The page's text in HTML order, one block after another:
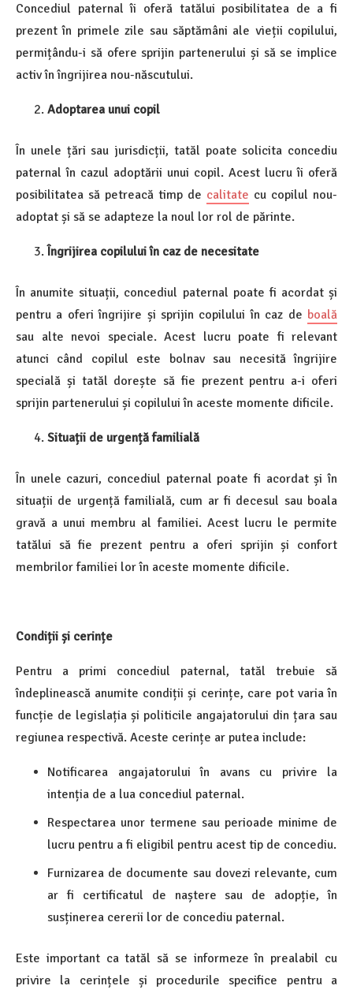
Concediul paternal îi oferă tatălui posibilitatea de a fi
prezent în primele zile sau săptămâni ale vieții copilului,
permițându-i să ofere sprijin partenerului și să se implice
activ în îngrijirea nou-născutului.
Adoptarea unui copil
În unele țări sau jurisdicții, tatăl poate solicita concediu
paternal în cazul adoptării unui copil. Acest lucru îi oferă
posibilitatea să petreacă timp de calitate cu copilul nou-
adoptat și să se adapteze la noul lor rol de părinte.
Îngrijirea copilului în caz de necesitate
În anumite situații, concediul paternal poate fi acordat și
pentru a oferi îngrijire și sprijin copilului în caz de boală
sau alte nevoi speciale. Acest lucru poate fi relevant
atunci când copilul este bolnav sau necesită îngrijire
specială și tatăl dorește să fie prezent pentru a-i oferi
sprijin partenerului și copilului în aceste momente dificile.
Situații de urgență familială
În unele cazuri, concediul paternal poate fi acordat și în
situații de urgență familială, cum ar fi decesul sau boala
gravă a unui membru al familiei. Acest lucru le permite
tatălui să fie prezent pentru a oferi sprijin și confort
membrilor familiei lor în aceste momente dificile.
Condiții și cerințe
Pentru a primi concediul paternal, tatăl trebuie să
îndeplinească anumite condiții și cerințe, care pot varia în
funcție de legislația și politicile angajatorului din țara sau
regiunea respectivă. Aceste cerințe ar putea include:
Notificarea angajatorului în avans cu privire la
intenția de a lua concediul paternal.
Respectarea unor termene sau perioade minime de
lucru pentru a fi eligibil pentru acest tip de concediu.
Furnizarea de documente sau dovezi relevante, cum
ar fi certificatul de naștere sau de adopție, în
susținerea cererii lor de concediu paternal.
Este important ca tatăl să se informeze în prealabil cu
privire la cerințele și procedurile specifice pentru a